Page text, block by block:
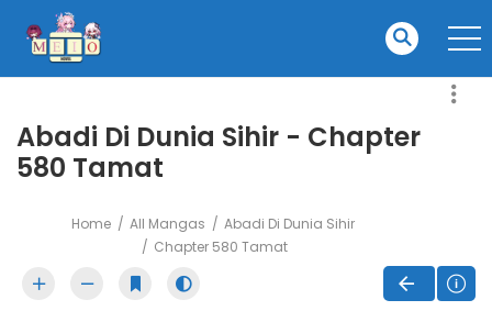
Abadi Di Dunia Sihir - Chapter
580 Tamat
Home All Mangas
Abadi Di Dunia Sihir
Chapter 580 Tamat